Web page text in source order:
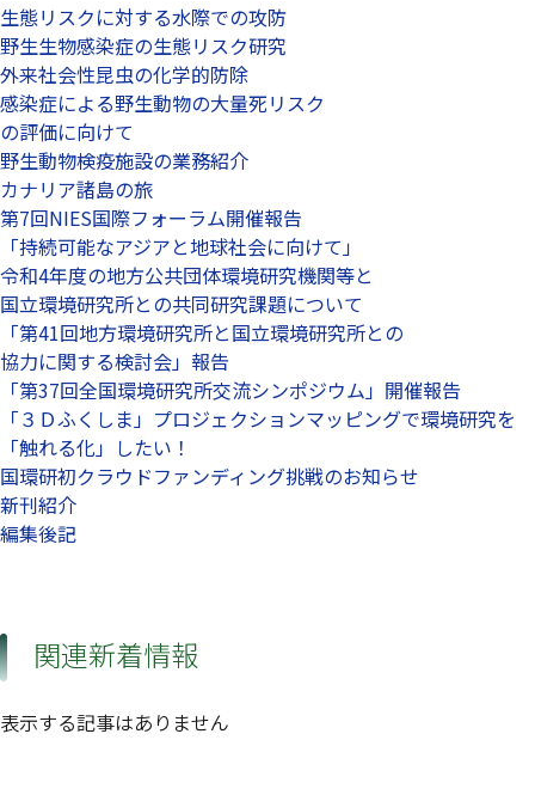
生態リスクに対する水際での攻防
野生生物感染症の生態リスク研究
外来社会性昆虫の化学的防除
感染症による野生動物の大量死リスク
の評価に向けて
野生動物検疫施設の業務紹介
カナリア諸島の旅
第7回NIES国際フォーラム開催報告
「持続可能なアジアと地球社会に向けて」
令和4年度の地方公共団体環境研究機関等と
国立環境研究所との共同研究課題について
「第41回地方環境研究所と国立環境研究所との
協力に関する検討会」報告
「第37回全国環境研究所交流シンポジウム」開催報告
「３Ｄふくしま」プロジェクションマッピングで環境研究を
「触れる化」したい！
国環研初クラウドファンディング挑戦のお知らせ
新刊紹介
編集後記
関連新着情報
表示する記事はありません